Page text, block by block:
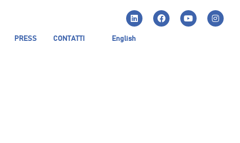
PRESS CONTATTI English